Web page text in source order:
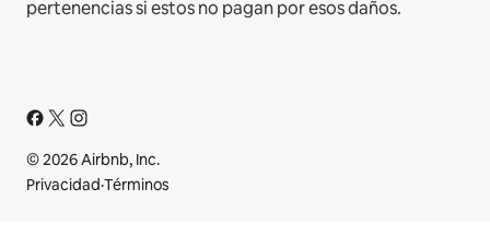
pertenencias si estos no pagan por esos daños.
© 2026 Airbnb, Inc.
Privacidad·Términos